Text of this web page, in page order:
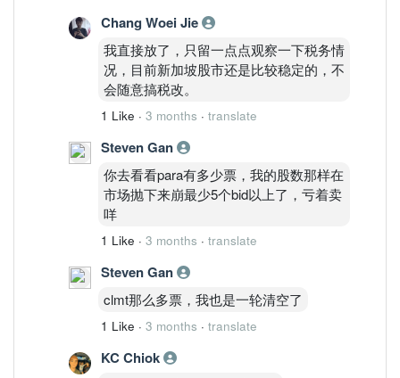
Chang Woei Jie
我直接放了，只留一点点观察一下税务情
况，目前新加坡股市还是比较稳定的，不
会随意搞税改。
1 Like · 3 months · translate
Steven Gan
你去看看para有多少票，我的股数那样在
市场抛下来崩最少5个bid以上了，亏着卖
咩
1 Like · 3 months · translate
Steven Gan
clmt那么多票，我也是一轮清空了
1 Like · 3 months · translate
KC Chiok